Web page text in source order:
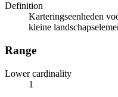
Definition
Karteringseenheden
kleine
Range
Lower cardinality
1